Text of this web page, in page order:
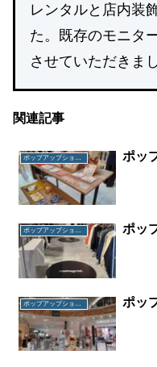
レンタルと店内装
た。既存のモニタ
させていただきま
関連記事
ポッ
ポップアップショップ ポッ
ポップアップショップ ポッ